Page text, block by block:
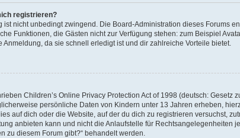
registrieren?
ist nicht unbedingt zwingend. Die Board-Administration dieses Forums
Funktionen, die Gästen nicht zur Verfügung stehen: zum Beispiel
Anmeldung, da sie schnell erledigt ist und dir zahlreiche Vorteile bietet.
Children’s Online Privacy Protection Act of 1998 (deutsch:
persönliche Daten von Kindern unter 13 Jahren erheben,
auf dich oder die Website, auf der du dich zu registrieren versuchst,
anbieten kann und nicht die Anlaufstelle für Rechtsangelegenheiten
zu diesem Forum gibt?“ behandelt werden.